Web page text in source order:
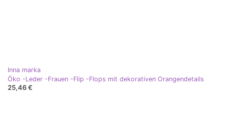
Inna marka
Öko -Leder -Frauen -Flip -Flops mit dekorativen Orangendetails
25,46 €